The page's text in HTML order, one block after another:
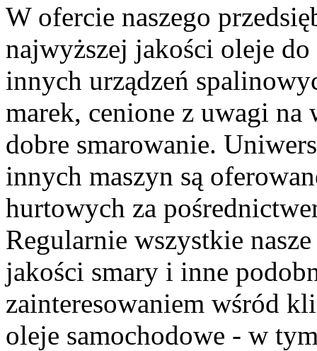
W ofercie naszego
najwyższej jakości oleje
innych urządzeń
marek, cenione z uwagi
dobre smarowanie.
innych maszyn są
hurtowych za
Regularnie wszystkie
jakości smary i inne
zainteresowaniem wśród
oleje samochodowe - w